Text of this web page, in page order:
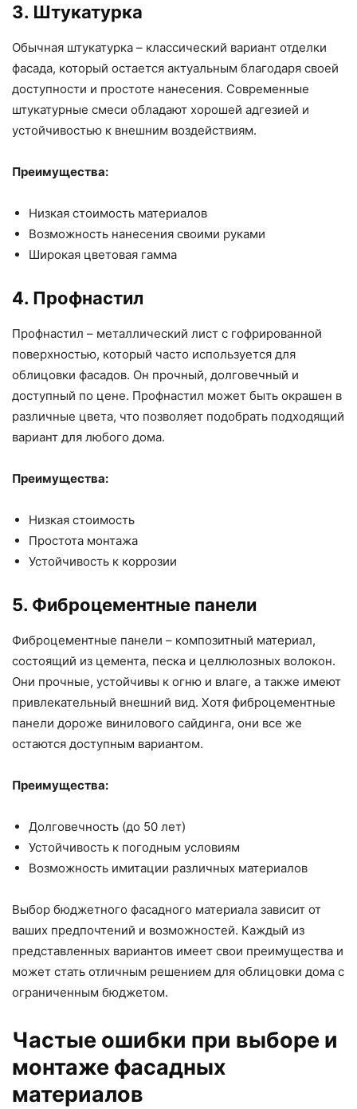
3. Штукатурка
Обычная штукатурка – классический вариант отделки
фасада, который остается актуальным благодаря своей
доступности и простоте нанесения. Современные
штукатурные смеси обладают хорошей адгезией и
устойчивостью к внешним воздействиям.
Преимущества:
Низкая стоимость материалов
Возможность нанесения своими руками
Широкая цветовая гамма
4. Профнастил
Профнастил – металлический лист с гофрированной
поверхностью, который часто используется для
облицовки фасадов. Он прочный, долговечный и
доступный по цене. Профнастил может быть окрашен в
различные цвета, что позволяет подобрать подходящий
вариант для любого дома.
Преимущества:
Низкая стоимость
Простота монтажа
Устойчивость к коррозии
5. Фиброцементные панели
Фиброцементные панели – композитный материал,
состоящий из цемента, песка и целлюлозных волокон.
Они прочные, устойчивы к огню и влаге, а также имеют
привлекательный внешний вид. Хотя фиброцементные
панели дороже винилового сайдинга, они все же
остаются доступным вариантом.
Преимущества:
Долговечность (до 50 лет)
Устойчивость к погодным условиям
Возможность имитации различных материалов
Выбор бюджетного фасадного материала зависит от
ваших предпочтений и возможностей. Каждый из
представленных вариантов имеет свои преимущества и
может стать отличным решением для облицовки дома с
ограниченным бюджетом.
Частые ошибки при выборе и
монтаже фасадных
материалов